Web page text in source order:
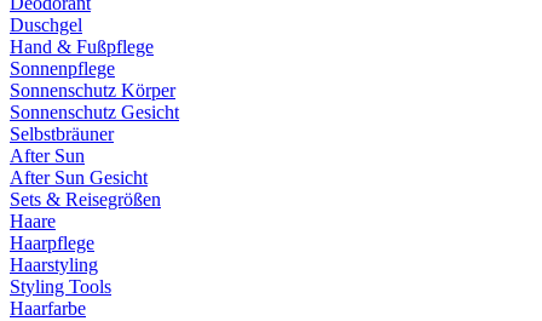
Duschgel
Hand & Fußpflege
Sonnenpflege
Sonnenschutz Körper
Sonnenschutz Gesicht
Selbstbräuner
After Sun
After Sun Gesicht
Sets & Reisegrößen
Haare
Haarpflege
Haarstyling
Styling Tools
Haarfarbe